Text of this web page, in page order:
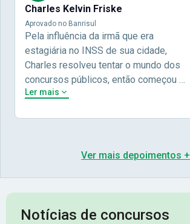
Charles Kelvin Friske
Aprovado no Banrisul
Pela influência da irmã que era
estagiária no INSS de sua cidade,
Charles resolveu tentar o mundo dos
concursos públicos, então começou a
estudar com contéudo gratuito que a
preparação completa, e o resultado
abriu o concurso para o Banco da sua
cidade, o Banrisul. Se tornou
assinante premium e em seguida
Ler mais
Ver mais depoimentos +
Notícias de concursos